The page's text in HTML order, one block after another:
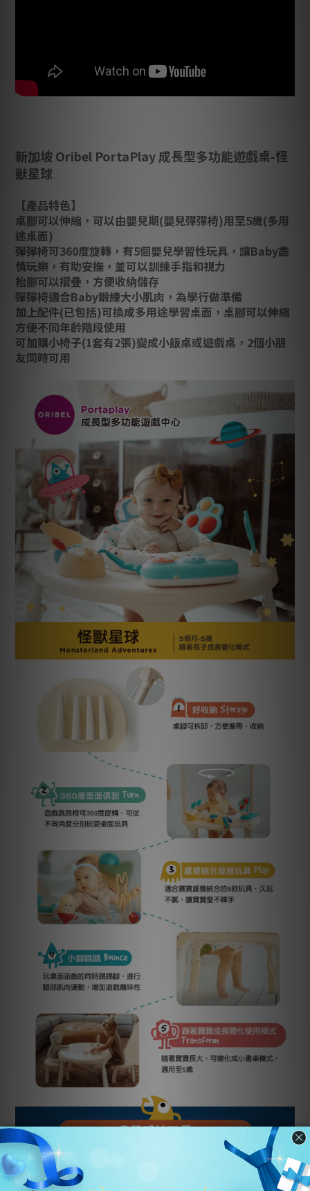
新加坡 Oribel PortaPlay 成長型多功能遊戲桌-怪
獸星球
【產品特色】
桌腳可以伸縮，可以由嬰兒期(嬰兒彈彈椅)用至5歲(多用
途桌面)
彈彈椅可360度旋轉，有5個嬰兒學習性玩具，讓Baby盡
情玩樂，有助安撫，並可以訓練手指和視力
枱腳可以摺疊，方便收納儲存
彈彈椅適合Baby鍛練大小肌肉，為學行做準備
加上配件(已包括)可換成多用途學習桌面，桌腳可以伸縮
方便不同年齡階段使用
可加購小椅子(1套有2張)變成小飯桌或遊戲桌，2個小朋
友同時可用